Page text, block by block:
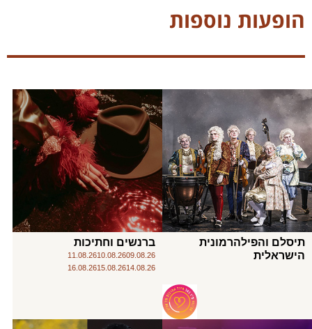
הופעות נוספות
תיסלם והפילהרמונית
הישראלית
ברנשים וחתיכות
09.08.26
10.08.26
11.08.26
14.08.26
15.08.26
16.08.26